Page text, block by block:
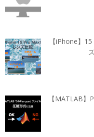
【iPhone】
【MATLAB